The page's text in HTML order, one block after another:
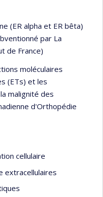
(ER alpha et ER bêta)
par La
de France)
moléculaires
(ETs) et les
malignité des
d'Orthopédie
cellulaire
extracellulaires